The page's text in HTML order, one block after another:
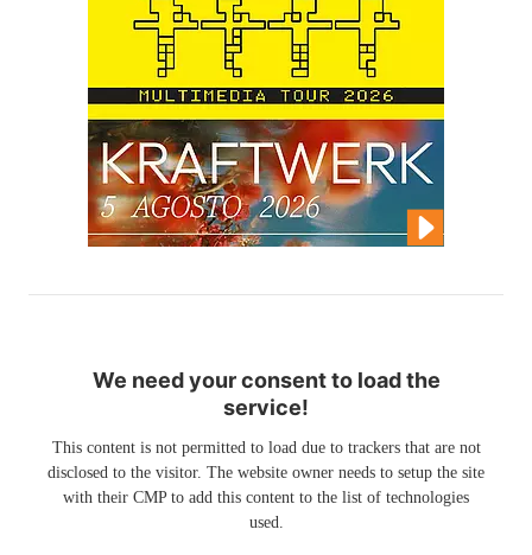
We need your consent to load the
service!
This content is not permitted to load due to trackers that are not
disclosed to the visitor. The website owner needs to setup the site
with their CMP to add this content to the list of technologies
used.